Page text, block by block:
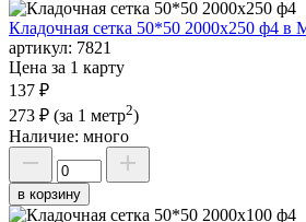
Кладочная сетка 50*50 2000х250 ф4 в
артикул: 7821
Цена за 1 карту
137 ₽
273 ₽ (за 1 метр2)
Наличие: много
в корзину